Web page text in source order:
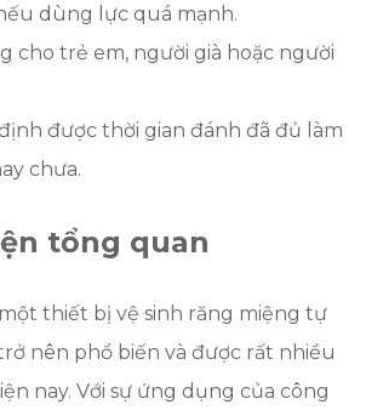
dùng lực quá mạnh.
cho trẻ em, người già hoặc người
được thời gian đánh đã đủ làm
chưa.
tổng quan
một thiết bị vệ sinh răng miệng tự
nên phổ biến và được rất nhiều
nay. Với sự ứng dụng của công